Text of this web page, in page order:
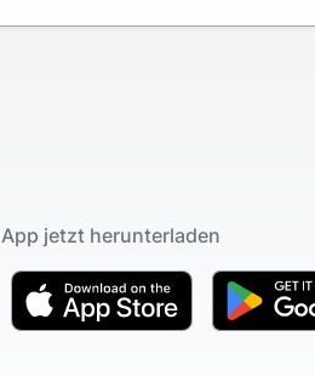
App jetzt herunterladen